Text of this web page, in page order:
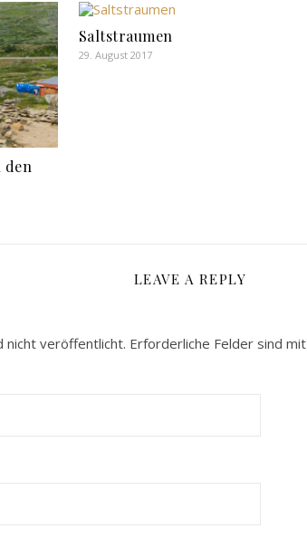
den
Saltstraumen
29. August 2017
LEAVE A REPLY
nicht veröffentlicht. Erforderliche Felder sind mit